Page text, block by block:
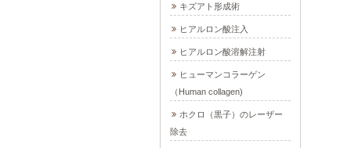
キズアト形成術
ヒアルロン酸注入
ヒアルロン酸溶解注射
ヒューマンコラーゲン
（Human collagen)
ホクロ（黒子）のレーザー
除去